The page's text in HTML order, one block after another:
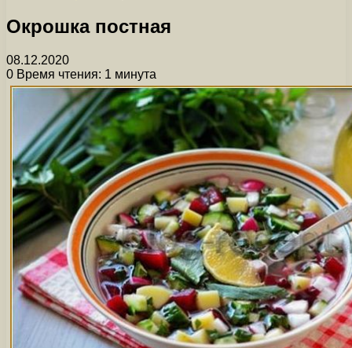
Окрошка постная
08.12.2020
0 Время чтения: 1 минута